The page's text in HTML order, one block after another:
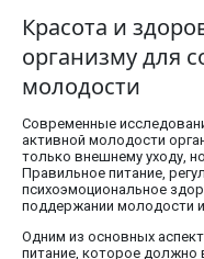
Красота и
организму для
молодости
Современные
активной молодости
только внешнему уходу,
Правильное питание,
психоэмоциональное
поддержании молодости
Одним из основных
питание, которое